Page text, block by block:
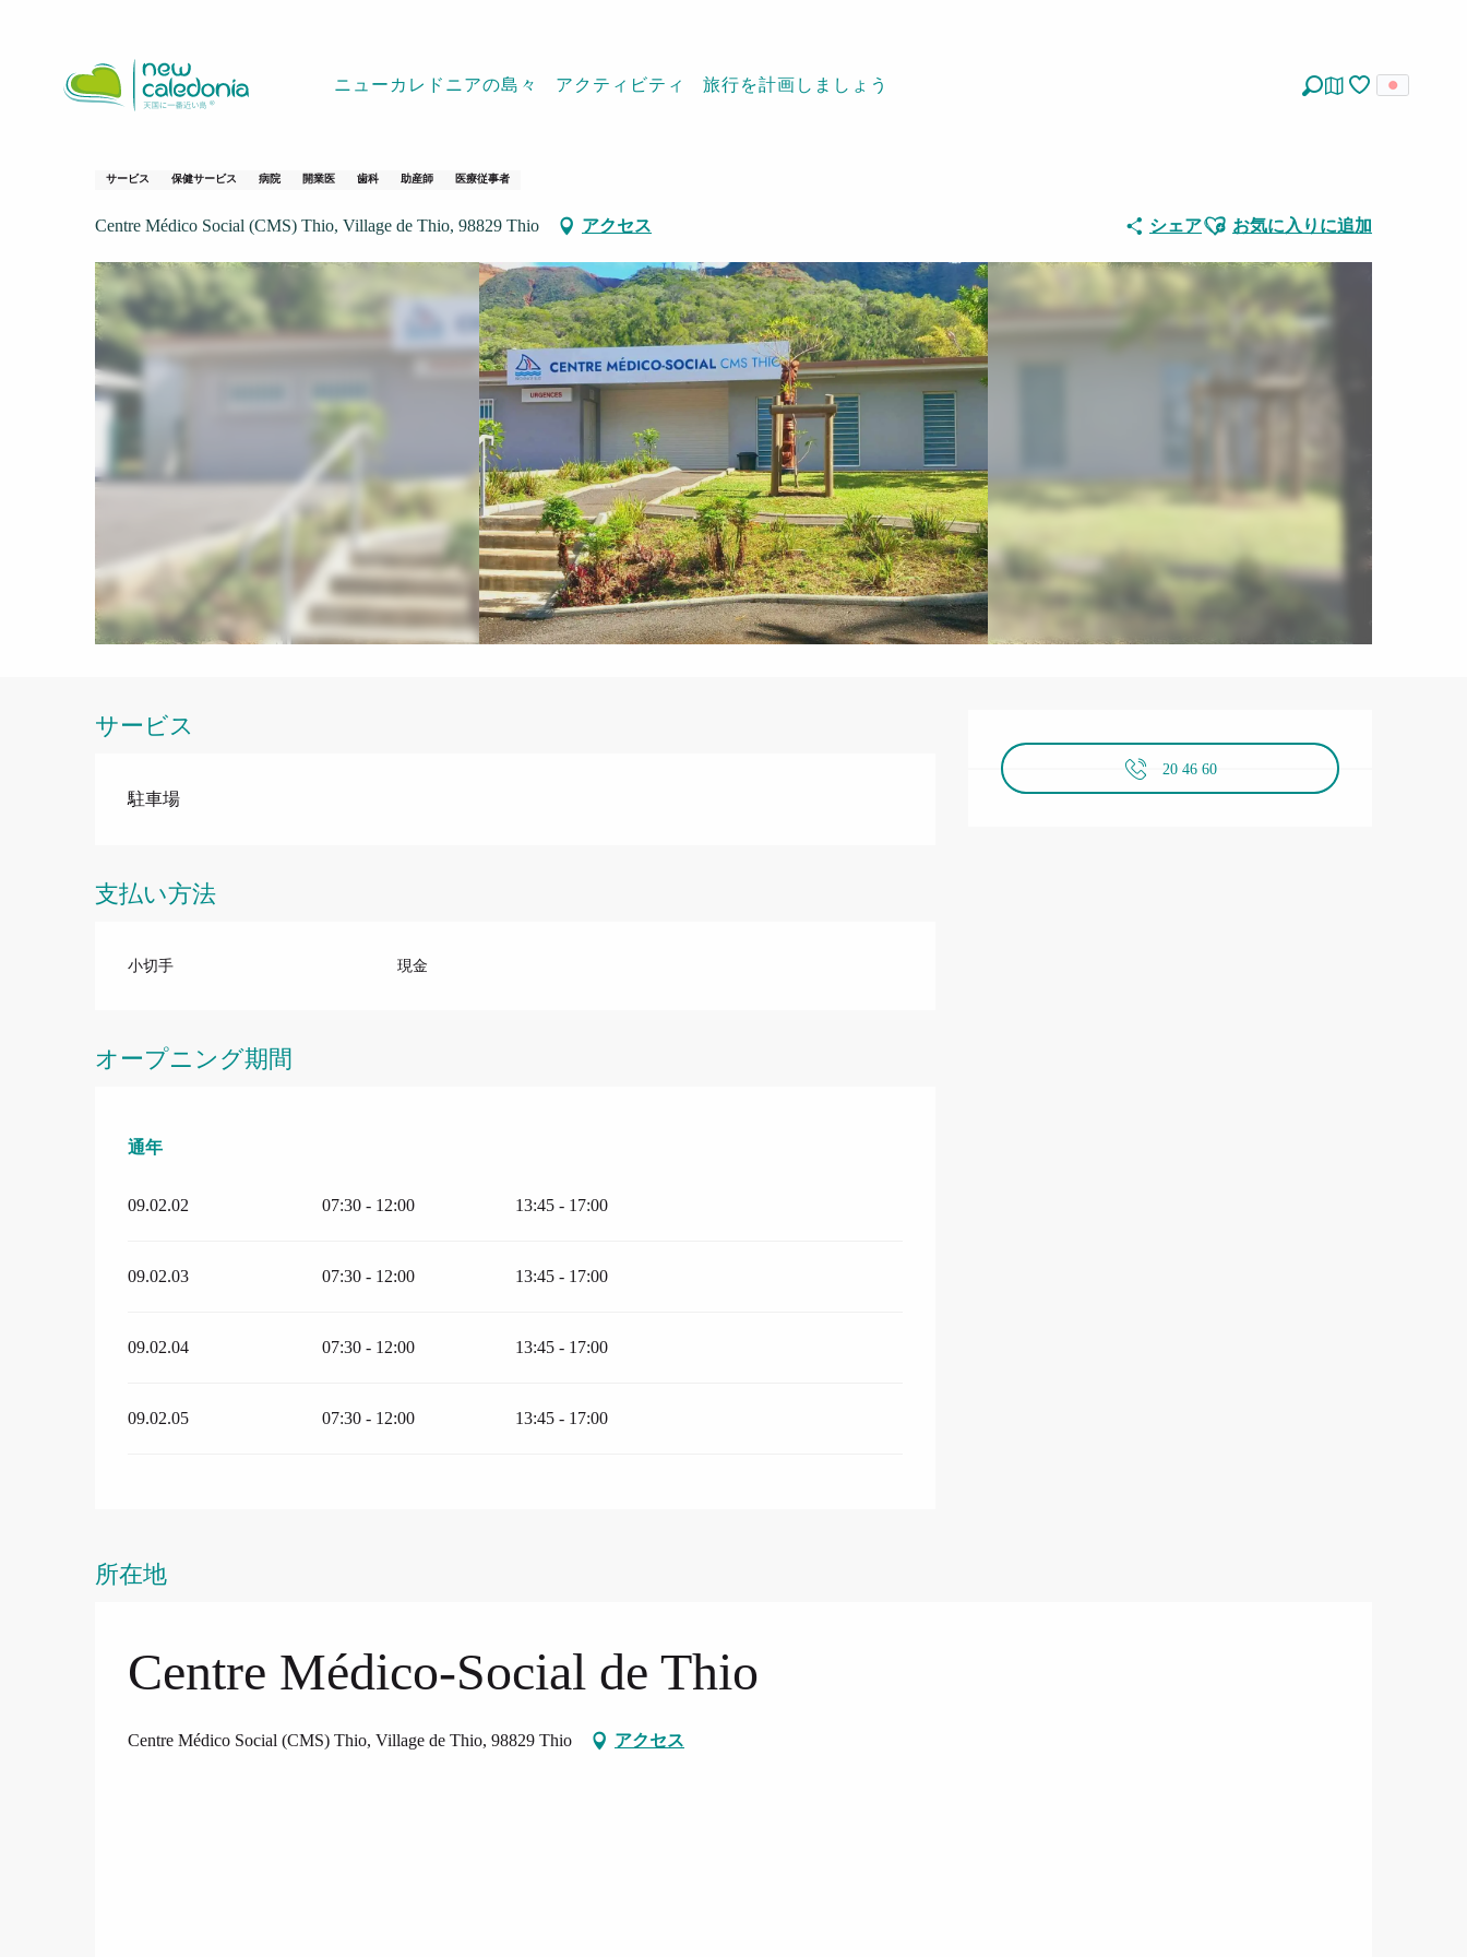
ニューカレドニアの島々 アクティビティ 旅行を計画しましょう
Centre Médico-Social de Thio
サービス 保健サービス 病院 開業医 歯科 助産師 医療従事者
Centre Médico Social (CMS) Thio, Village de Thio, 98829 Thio アクセス シェアAjouter aux favoris
お気に入りに追加
営業時間と連絡先
20 46 60
サービス
駐車場
支払い方法
小切手 現金
オープニング期間
通年
通年
09.02.02 07:30 - 12:00 13:45 - 17:00
09.02.03 07:30 - 12:00 13:45 - 17:00
09.02.04 07:30 - 12:00 13:45 - 17:00
09.02.05 07:30 - 12:00 13:45 - 17:00
所在地
Centre Médico-Social de Thio
Centre Médico Social (CMS) Thio, Village de Thio, 98829 Thio アクセス